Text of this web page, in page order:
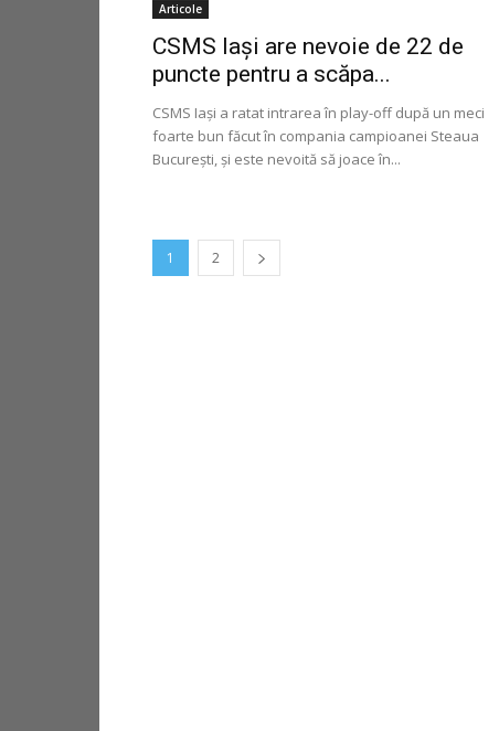
Articole
CSMS Iaşi are nevoie de 22 de
puncte pentru a scăpa...
CSMS Iaşi a ratat intrarea în play-off după un meci
foarte bun făcut în compania campioanei Steaua
Bucureşti, şi este nevoită să joace în...
1 2